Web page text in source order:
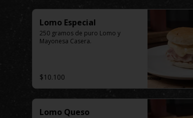
Lomo Especial
250 gramos de puro Lomo y
Mayonesa Casera.
$10.100
Lomo Queso